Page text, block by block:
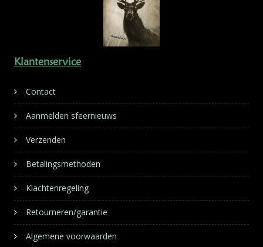
Klantenservice
Contact
Aanmelden sfeernieuws
Verzenden
Betalingsmethoden
Klachtenregeling
Retourneren/garantie
Algemene voorwaarden